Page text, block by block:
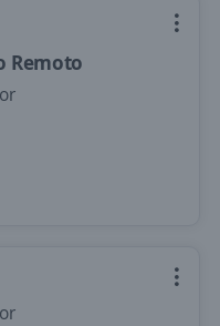
Remoto